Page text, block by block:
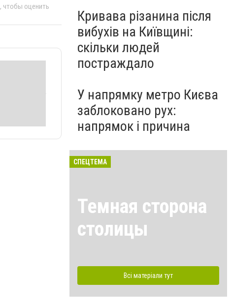
, чтобы оценить
Кривава різанина після
вибухів на Київщині:
скільки людей
постраждало
У напрямку метро Києва
заблоковано рух:
напрямок і причина
СПЕЦТЕМА
Темная сторона
столицы
Всі матеріали тут